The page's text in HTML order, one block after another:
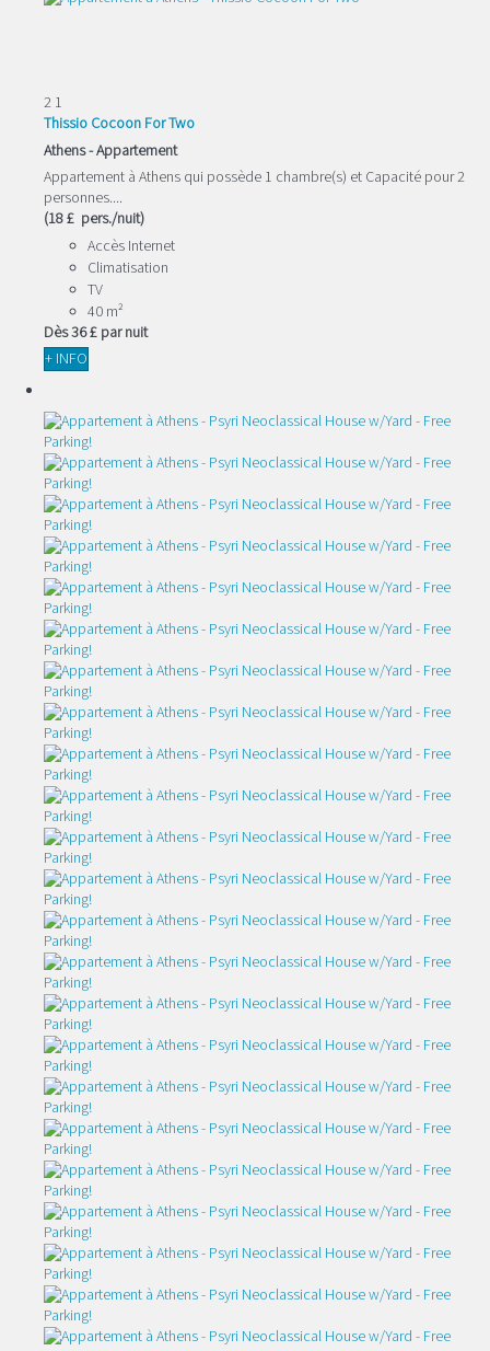
2 1
Thissio Cocoon For Two
Athens -Appartement
Appartement à Athens qui possède 1 chambre(s) et Capacité pour 2
personnes....
(18 £ pers./nuit)
Accès Internet
Climatisation
TV
40 m²
Dès36 £ par nuit
+ INFO